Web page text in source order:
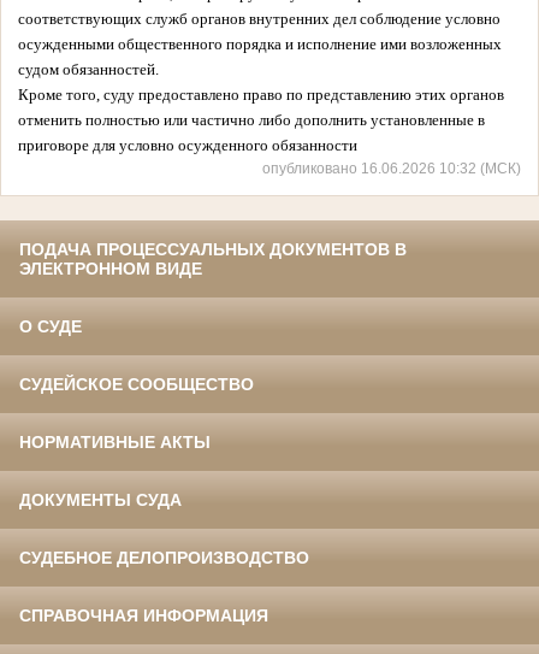
соответствующих служб органов внутренних дел соблюдение условно
осужденными общественного порядка и исполнение ими возложенных
судом обязанностей.
Кроме того, суду предоставлено право по представлению этих органов
отменить полностью или частично либо дополнить установленные в
приговоре для условно осужденного обязанности
опубликовано 16.06.2026 10:32 (МСК)
ПОДАЧА ПРОЦЕССУАЛЬНЫХ ДОКУМЕНТОВ В
ЭЛЕКТРОННОМ ВИДЕ
О СУДЕ
СУДЕЙСКОЕ СООБЩЕСТВО
НОРМАТИВНЫЕ АКТЫ
ДОКУМЕНТЫ СУДА
СУДЕБНОЕ ДЕЛОПРОИЗВОДСТВО
СПРАВОЧНАЯ ИНФОРМАЦИЯ